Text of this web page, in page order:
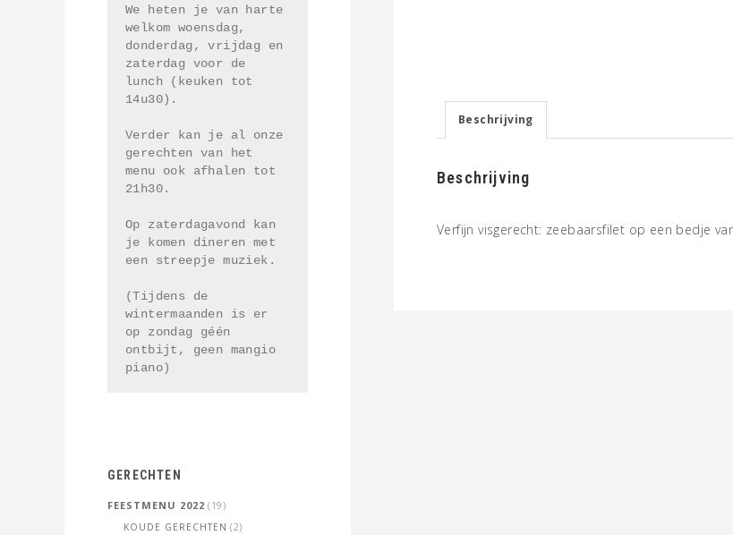
Beschrijving
Beschrijving
Verfijn visgerecht: zeebaarsfilet op een bedje
We heten je van harte
welkom woensdag,
donderdag, vrijdag en
zaterdag voor de
lunch (keuken tot
14u30).
Verder kan je al onze
gerechten van het
menu ook afhalen tot
21h30.
Op zaterdagavond kan
je komen dineren met
een streepje muziek.
(Tijdens de
wintermaanden is er
op zondag géén
ontbijt, geen mangio
piano)
GERECHTEN
FEESTMENU 2022 (19)
KOUDE GERECHTEN (2)